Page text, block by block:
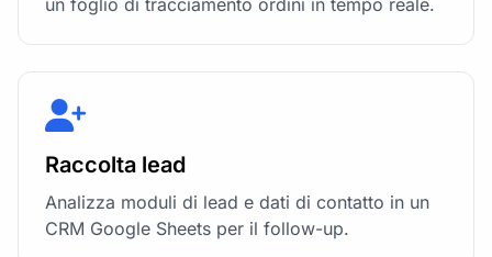
Raccolta lead
Analizza moduli di lead e dati di contatto in un
CRM Google Sheets per il follow-up.